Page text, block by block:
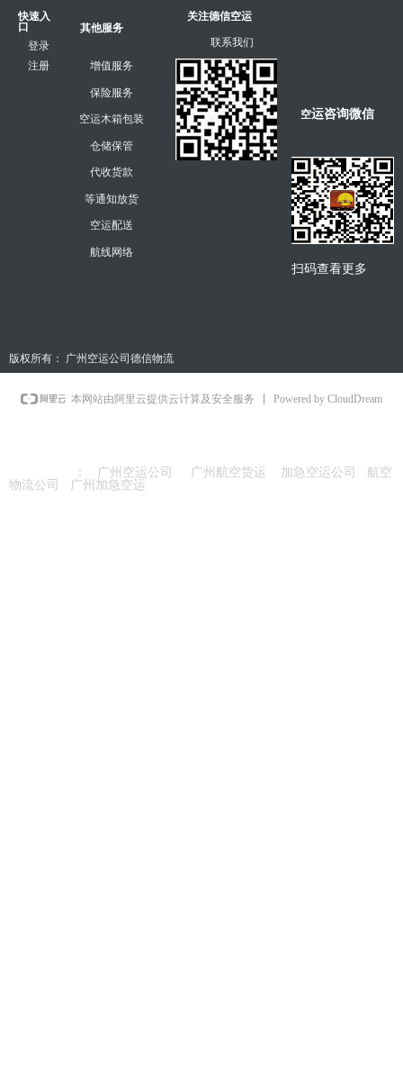
登录
注册
快速入
口
增值服务
保险服务
空运木箱包装
仓储保管
代收货款
等通知放货
空运配送
航线网络
其他服务
联系我们
关注德信空运
扫码查看更多
空运咨询微信
版权所有： 广州空运公司德信物流
： 广州空运公司 广州航空货运 加急空运公司 航空
物流公司 广州加急空运
本网站由阿里云提供云计算及安全服务 Powered by CloudDream